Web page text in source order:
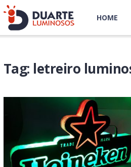
HOME
Tag: letreiro